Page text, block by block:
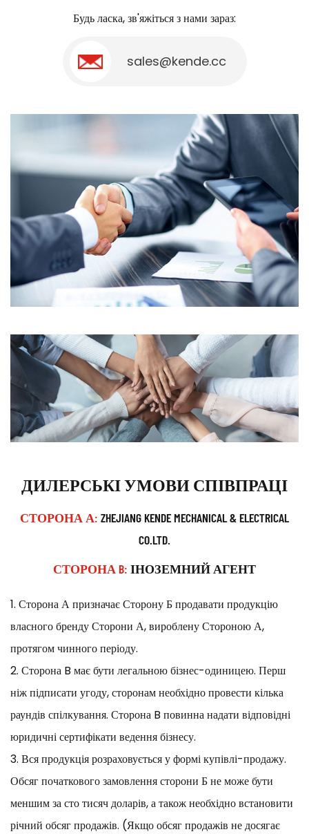
Будь ласка, зв'яжіться з нами зараз:
sales@kende.cc
ДИЛЕРСЬКІ УМОВИ СПІВПРАЦІ
СТОРОНА А: ZHEJIANG KENDE MECHANICAL & ELECTRICAL
CO.LTD.
СТОРОНА B: ІНОЗЕМНИЙ АГЕНТ
1. Сторона А призначає Сторону Б продавати продукцію
власного бренду Сторони А, вироблену Стороною А,
протягом чинного періоду.
2. Сторона B має бути легальною бізнес-одиницею. Перш
ніж підписати угоду, сторонам необхідно провести кілька
раундів спілкування. Сторона B повинна надати відповідні
юридичні сертифікати ведення бізнесу.
3. Вся продукція розраховується у формі купівлі-продажу.
Обсяг початкового замовлення сторони Б не може бути
меншим за сто тисяч доларів, а також необхідно встановити
річний обсяг продажів. (Якщо обсяг продажів не досягає